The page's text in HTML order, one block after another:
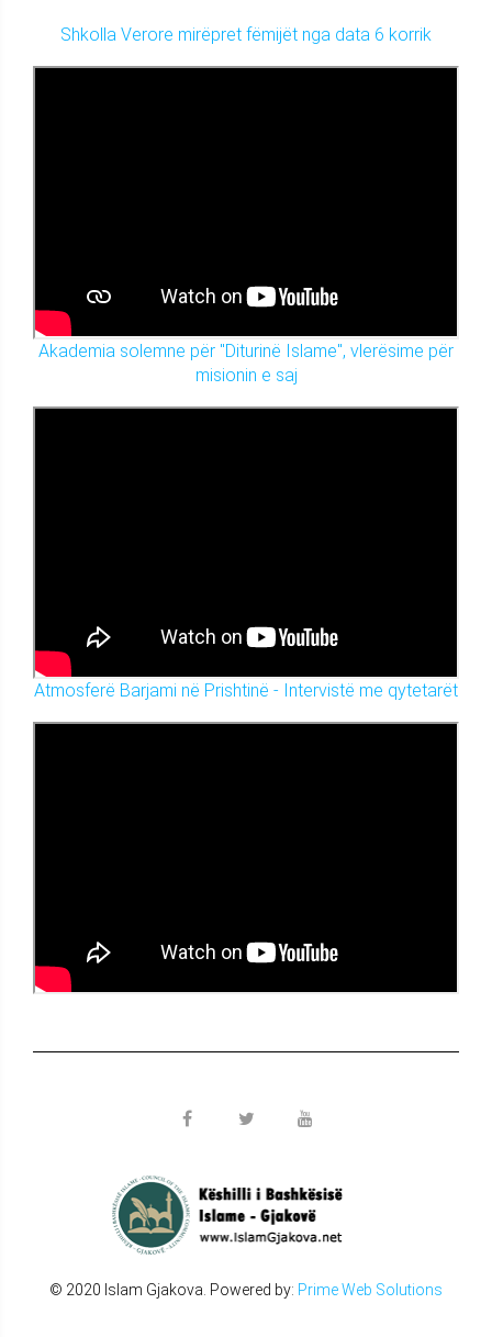
Shkolla Verore mirëpret fëmijët nga data 6 korrik
Akademia solemne për "Diturinë Islame", vlerësime për
misionin e saj
Atmosferë Barjami në Prishtinë - Intervistë me qytetarët
© 2020 Islam Gjakova. Powered by: Prime Web Solutions